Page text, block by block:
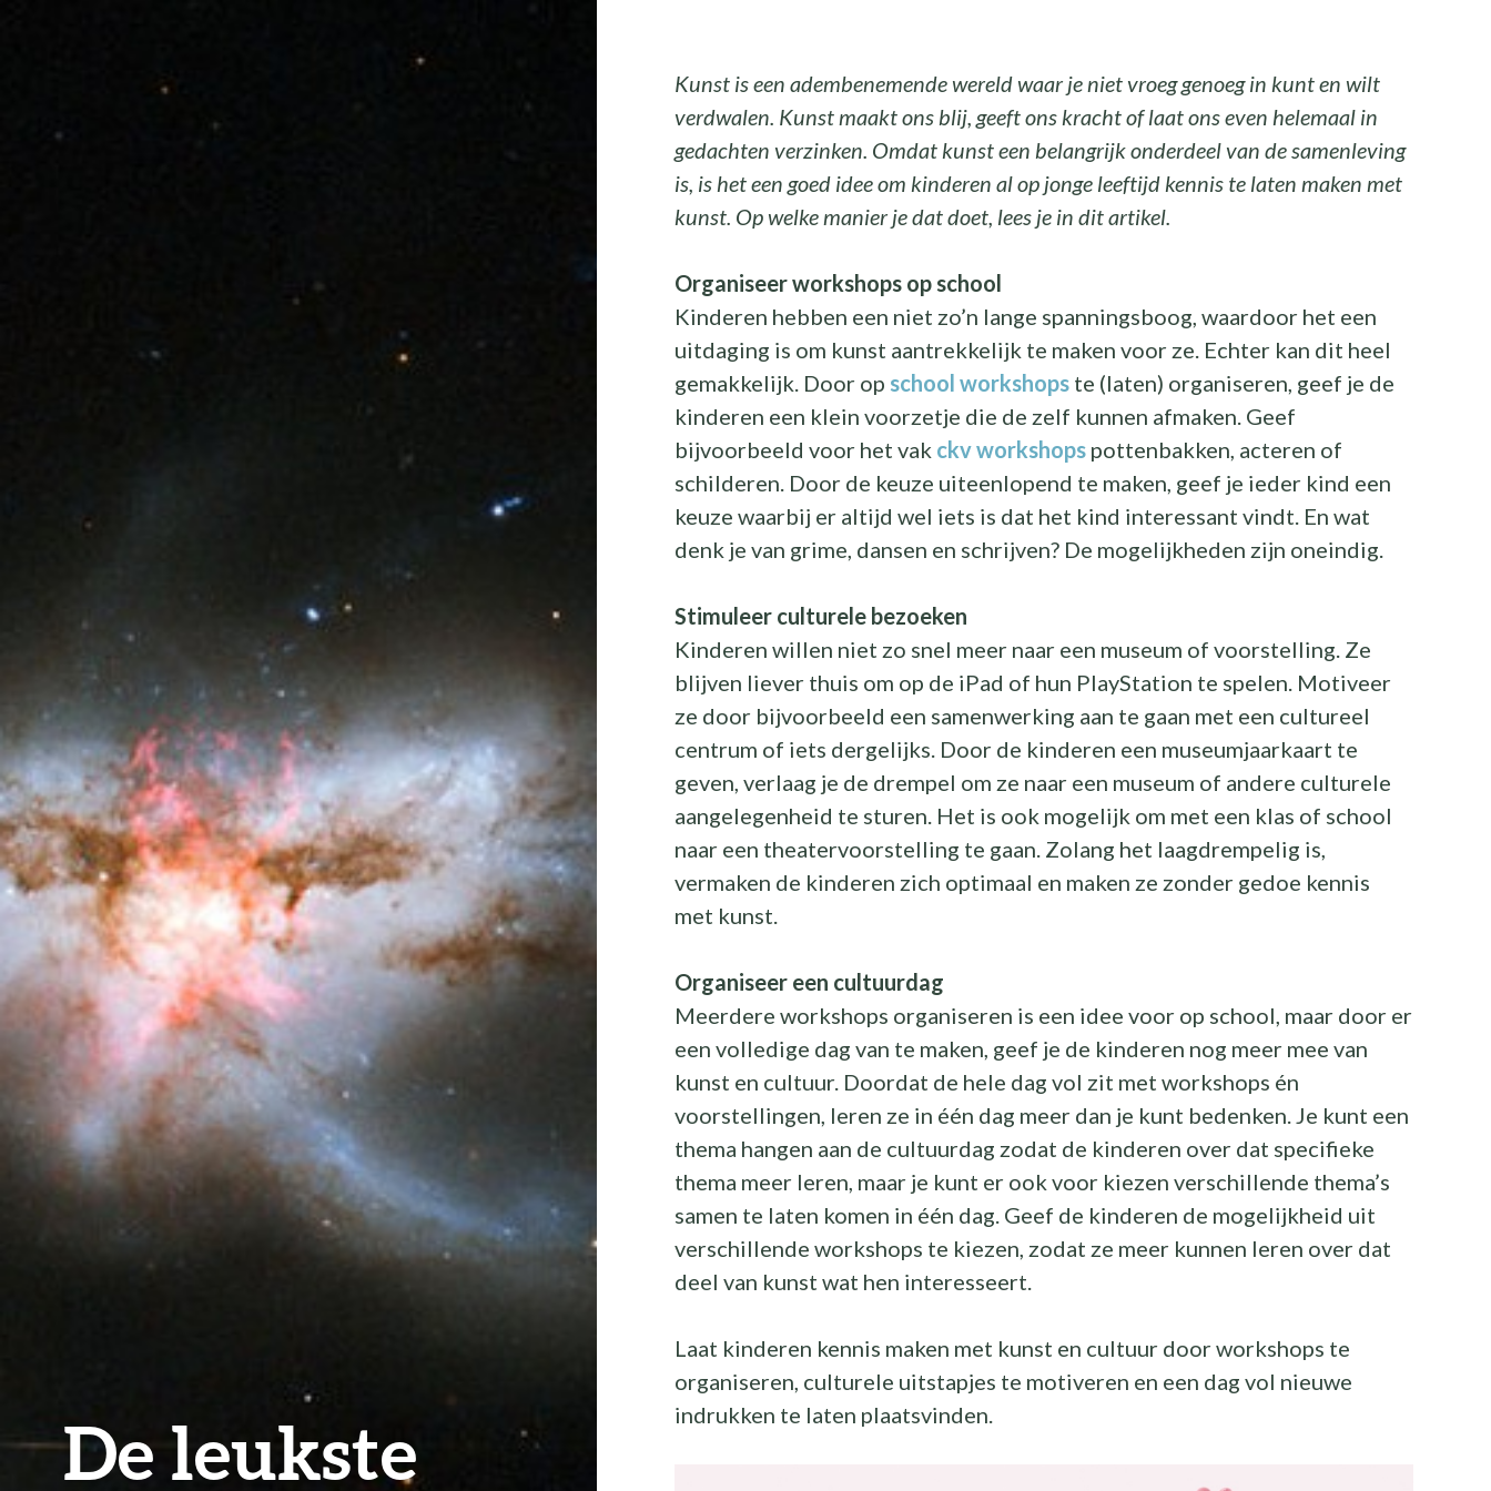
De leukste
Kunst is een adembenemende wereld waar je niet vroeg genoeg in kunt en wilt
verdwalen. Kunst maakt ons blij, geeft ons kracht of laat ons even helemaal in
gedachten verzinken. Omdat kunst een belangrijk onderdeel van de samenleving
is, is het een goed idee om kinderen al op jonge leeftijd kennis te laten maken met
kunst. Op welke manier je dat doet, lees je in dit artikel.
Organiseer workshops op school
Kinderen hebben een niet zo’n lange spanningsboog, waardoor het een
uitdaging is om kunst aantrekkelijk te maken voor ze. Echter kan dit heel
gemakkelijk. Door op school workshopste (laten) organiseren, geef je de
kinderen een klein voorzetje die de zelf kunnen afmaken. Geef
bijvoorbeeld voor het vak ckv workshopspottenbakken, acteren of
schilderen. Door de keuze uiteenlopend te maken, geef je ieder kind een
keuze waarbij er altijd wel iets is dat het kind interessant vindt. En wat
denk je van grime, dansen en schrijven? De mogelijkheden zijn oneindig.
Stimuleer culturele bezoeken
Kinderen willen niet zo snel meer naar een museum of voorstelling. Ze
blijven liever thuis om op de iPad of hun PlayStation te spelen. Motiveer
ze door bijvoorbeeld een samenwerking aan te gaan met een cultureel
centrum of iets dergelijks. Door de kinderen een museumjaarkaart te
geven, verlaag je de drempel om ze naar een museum of andere culturele
aangelegenheid te sturen. Het is ook mogelijk om met een klas of school
naar een theatervoorstelling te gaan. Zolang het laagdrempelig is,
vermaken de kinderen zich optimaal en maken ze zonder gedoe kennis
met kunst.
Organiseer een cultuurdag
Meerdere workshops organiseren is een idee voor op school, maar door er
een volledige dag van te maken, geef je de kinderen nog meer mee van
kunst en cultuur. Doordat de hele dag vol zit met workshops én
voorstellingen, leren ze in één dag meer dan je kunt bedenken. Je kunt een
thema hangen aan de cultuurdag zodat de kinderen over dat specifieke
thema meer leren, maar je kunt er ook voor kiezen verschillende thema’s
samen te laten komen in één dag. Geef de kinderen de mogelijkheid uit
verschillende workshops te kiezen, zodat ze meer kunnen leren over dat
deel van kunst wat hen interesseert.
Laat kinderen kennis maken met kunst en cultuur door workshops te
organiseren, culturele uitstapjes te motiveren en een dag vol nieuwe
indrukken te laten plaatsvinden.